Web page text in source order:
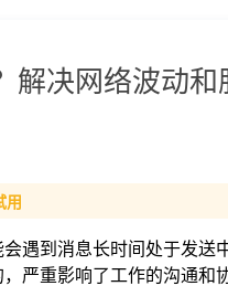
解决网络波动
用
遇到消息长时间处于发
严重影响了工作的沟通和